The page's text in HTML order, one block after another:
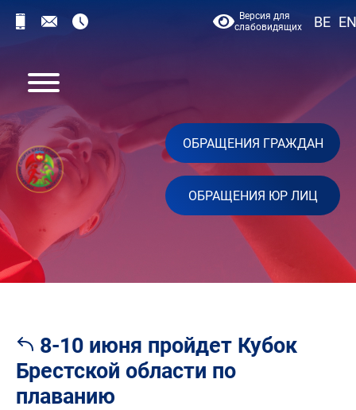
Версия для
слабовидящих
BE EN
ОБРАЩЕНИЯ ГРАЖДАН
ОБРАЩЕНИЯ ЮР ЛИЦ
8-10 июня пройдет Кубок
Брестской области по
плаванию